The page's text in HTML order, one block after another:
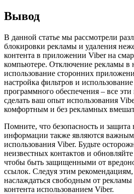
Вывод
В данной статье мы рассмотрели
блокировки рекламы и удаления
контента в приложении Viber на
компьютере. Отключение рекламы в
использование сторонних
настройка фильтров и
программного обеспечения – все
сделать ваш опыт использования
комфортным и без рекламных
Помните, что безопасность и
информации также являются
использования Viber. Будьте
неизвестных контактов и
чтобы быть защищенными от
ссылок. Следуя этим
наслаждаться свободным от рекламы
контента использованием Viber.